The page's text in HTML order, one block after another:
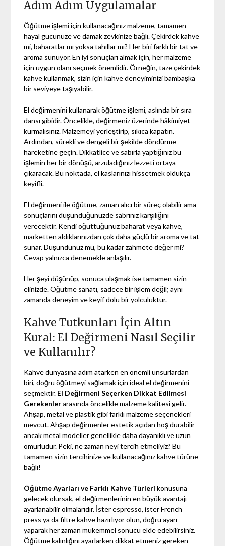
Adım Adım Uygulamalar
Öğütme işlemi için kullanacağınız malzeme, tamamen
hayal gücünüze ve damak zevkinize bağlı. Çekirdek kahve
mi, baharatlar mı yoksa tahıllar mı? Her biri farklı bir tat ve
aroma sunuyor. En iyi sonuçları almak için, her malzeme
için uygun olanı seçmek önemlidir. Örneğin, taze çekirdek
kahve kullanmak, sizin için kahve deneyiminizi bambaşka
bir seviyeye taşıyabilir.
El değirmenini kullanarak öğütme işlemi, aslında bir sıra
dansı gibidir. Öncelikle, değirmeniz üzerinde hâkimiyet
kurmalısınız. Malzemeyi yerleştirip, sıkıca kapatın.
Ardından, sürekli ve dengeli bir şekilde döndürme
hareketine geçin. Dikkatlice ve sabırla yaptığınız bu
işlemin her bir dönüşü, arzuladığınız lezzeti ortaya
çıkaracak. Bu noktada, el kaslarınızı hissetmek oldukça
keyifli.
El değirmeni ile öğütme, zaman alıcı bir süreç olabilir ama
sonuçlarını düşündüğünüzde sabrınız karşılığını
verecektir. Kendi öğüttüğünüz baharat veya kahve,
marketten aldıklarınızdan çok daha güçlü bir aroma ve tat
sunar. Düşündünüz mü, bu kadar zahmete değer mi?
Cevap yalnızca denemekle anlaşılır.
Her şeyi düşünüp, sonuca ulaşmak ise tamamen sizin
elinizde. Öğütme sanatı, sadece bir işlem değil; aynı
zamanda deneyim ve keyif dolu bir yolculuktur.
Kahve Tutkunları İçin Altın
Kural: El Değirmeni Nasıl Seçilir
ve Kullanılır?
Kahve dünyasına adım atarken en önemli unsurlardan
biri, doğru öğütmeyi sağlamak için ideal el değirmenini
seçmektir. El Değirmeni Seçerken Dikkat Edilmesi
Gerekenlerarasında öncelikle malzeme kalitesi gelir.
Ahşap, metal ve plastik gibi farklı malzeme seçenekleri
mevcut. Ahşap değirmenler estetik açıdan hoş durabilir
ancak metal modeller genellikle daha dayanıklı ve uzun
ömürlüdür. Peki, ne zaman neyi tercih etmeliyiz? Bu
tamamen sizin tercihinize ve kullanacağınız kahve türüne
bağlı!
Öğütme Ayarları ve Farklı Kahve Türleri konusuna
gelecek olursak, el değirmenlerinin en büyük avantajı
ayarlanabilir olmalarıdır. İster espresso, ister French
press ya da filtre kahve hazırlıyor olun, doğru ayarı
yaparak her zaman mükemmel sonucu elde edebilirsiniz.
Öğütme kalınlığını ayarlarken dikkat etmeniz gereken